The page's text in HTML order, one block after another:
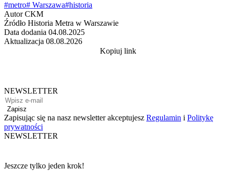
#metro# Warszawa#historia
Autor CKM
Źródło Historia Metra w Warszawie
Data dodania 04.08.2025
Aktualizacja 08.08.2026
Kopiuj link
NEWSLETTER
Zapisz
Zapisując się na nasz newsletter akceptujesz Regulamin i Politykę
prywatności
NEWSLETTER
Jeszcze tylko jeden krok!